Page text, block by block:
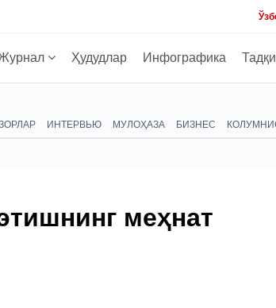
Ҳудудлар Инфографика
ИНТЕРВЬЮ МУЛОҲАЗА БИЗНЕС
меҳнат